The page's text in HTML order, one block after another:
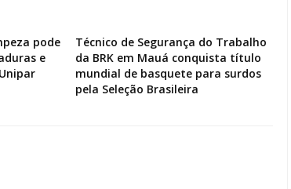
pode
e
Técnico de Segurança do Trabalho
da BRK em Mauá conquista título
mundial de basquete para surdos
pela Seleção Brasileira